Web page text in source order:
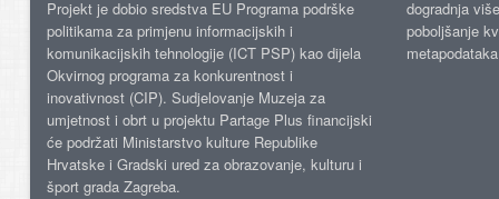
Projekt je dobio sredstva EU Programa podrške
politikama za primjenu informacijskih i
komunikacijskih tehnologije (ICT PSP) kao dijela
Okvirnog programa za konkurentnost i
inovativnost (CIP). Sudjelovanje Muzeja za
umjetnost i obrt u projektu Partage Plus financijski
će podržati Ministarstvo kulture Republike
Hrvatske i Gradski ured za obrazovanje, kulturu i
šport grada Zagreba.
dogradnja
poboljšanje